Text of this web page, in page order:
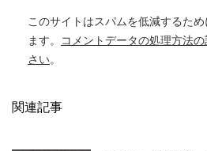
このサイトはスパムを低減するた
ます。
コメントデータの処理方法
さい。
関連記事